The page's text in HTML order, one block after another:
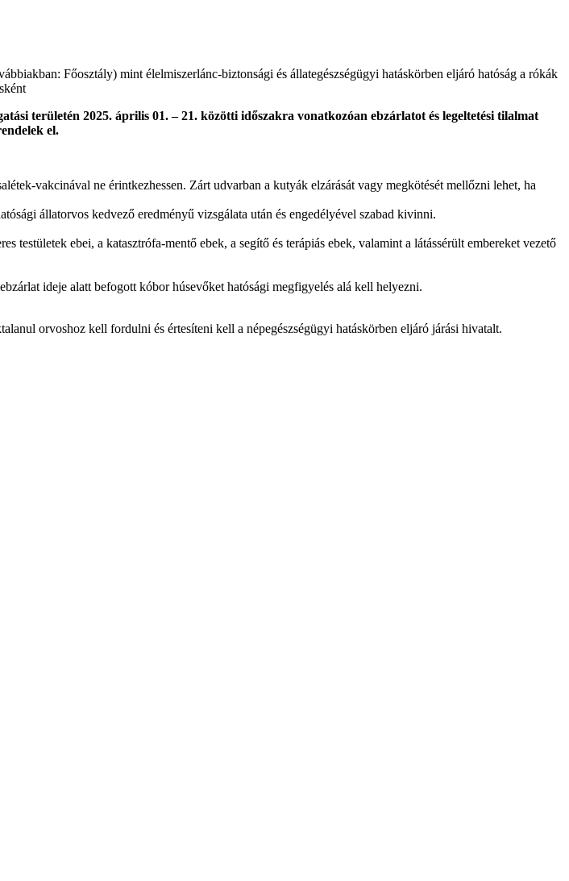
Főosztály) mint élelmiszerlánc-biztonsági és állategészségügyi hatáskörben eljáró hatóság a rókák
területén 2025. április 01. – 21. közötti időszakra vonatkozóan ebzárlatot és legeltetési tilalmat
el.
vakcinával ne érintkezhessen. Zárt udvarban a kutyák elzárását vagy megkötését mellőzni lehet, ha
állatorvos kedvező eredményű vizsgálata után és engedélyével szabad kivinni.
testületek ebei, a katasztrófa-mentő ebek, a segítő és terápiás ebek, valamint a látássérült embereket vezető
ideje alatt befogott kóbor húsevőket hatósági megfigyelés alá kell helyezni.
orvoshoz kell fordulni és értesíteni kell a népegészségügyi hatáskörben eljáró járási hivatalt.